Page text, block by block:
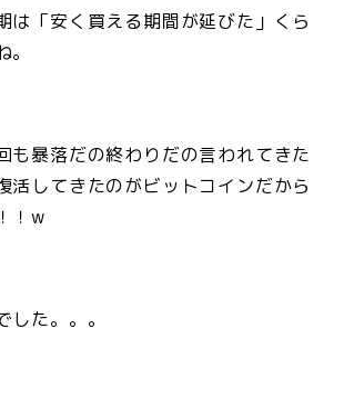
は「安く買える期間が延びた」くら
も暴落だの終わりだの言われてきた
活してきたのがビットコインだから
！w
した。。。